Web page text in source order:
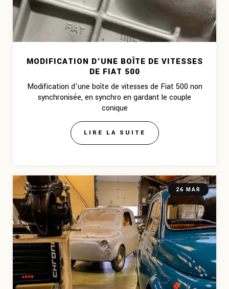
MODIFICATION D’UNE BOÎTE DE VITESSES
DE FIAT 500
Modification d’une boîte de vitesses de Fiat 500 non
synchronisée, en synchro en gardant le couple
conique
LIRE LA SUITE
26 MAR